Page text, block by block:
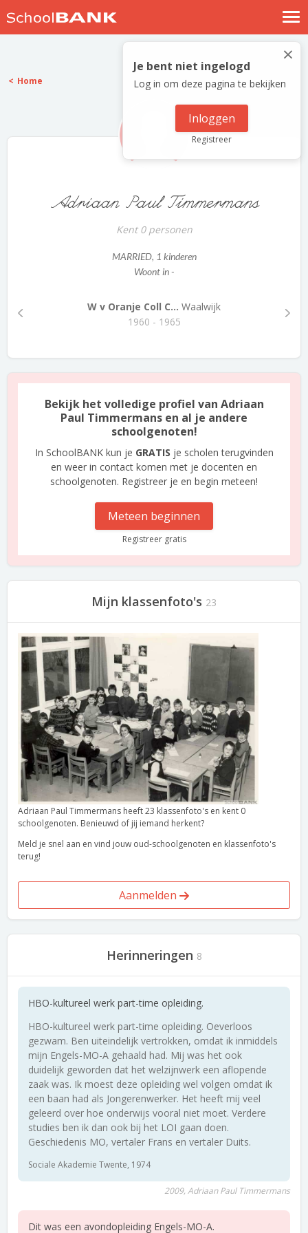
Nostalgische verhalen
Log in
Meld je gratis aan
×
Je bent niet ingelogd
Log in om deze pagina te bekijken
Inloggen
Registreer
Home
Adriaan Paul Timmermans
Kent 0 personen
MARRIED, 1 kinderen
Woont in -
W v Oranje Coll C... Waalwijk
1960 - 1965
Bekijk het volledige profiel van Adriaan
Paul Timmermans en al je andere
schoolgenoten!
In SchoolBANK kun je GRATIS je scholen terugvinden
en weer in contact komen met je docenten en
schoolgenoten. Registreer je en begin meteen!
Meteen beginnen
Registreer gratis
Mijn klassenfoto's 23
Adriaan Paul Timmermans heeft 23 klassenfoto's en kent 0
schoolgenoten. Benieuwd of jij iemand herkent?
Meld je snel aan en vind jouw oud-schoolgenoten en klassenfoto's
terug!
Aanmelden
Herinneringen 8
HBO-kultureel werk part-time opleiding.
HBO-kultureel werk part-time opleiding. Oeverloos
gezwam. Ben uiteindelijk vertrokken, omdat ik inmiddels
mijn Engels-MO-A gehaald had. Mij was het ook
duidelijk geworden dat het welzijnwerk een aflopende
zaak was. Ik moest deze opleiding wel volgen omdat ik
een baan had als Jongerenwerker. Het heeft mij veel
geleerd over hoe onderwijs vooral niet moet. Verdere
studies ben ik dan ook bij het LOI gaan doen.
Geschiedenis MO, vertaler Frans en vertaler Duits.
Sociale Akademie Twente, 1974
2009, Adriaan Paul Timmermans
Dit was een avondopleiding Engels-MO-A.